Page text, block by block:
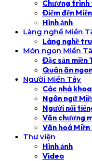
Chương
Điểm đến
Hình ảnh
Làng nghề Miền
Làng nghề
Món ngon Miền
Đặc sản miền
Quán ăn
Người Miền Tây
Các nhà
Ngôn ngữ
Người nổi
Văn chương
Văn hoá Miền
Thư viện
Hình ảnh
Video